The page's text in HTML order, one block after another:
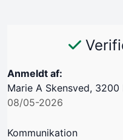
Anmeldt af:
Marie A Skensved, 3200
08/05-2026
Kommunikation